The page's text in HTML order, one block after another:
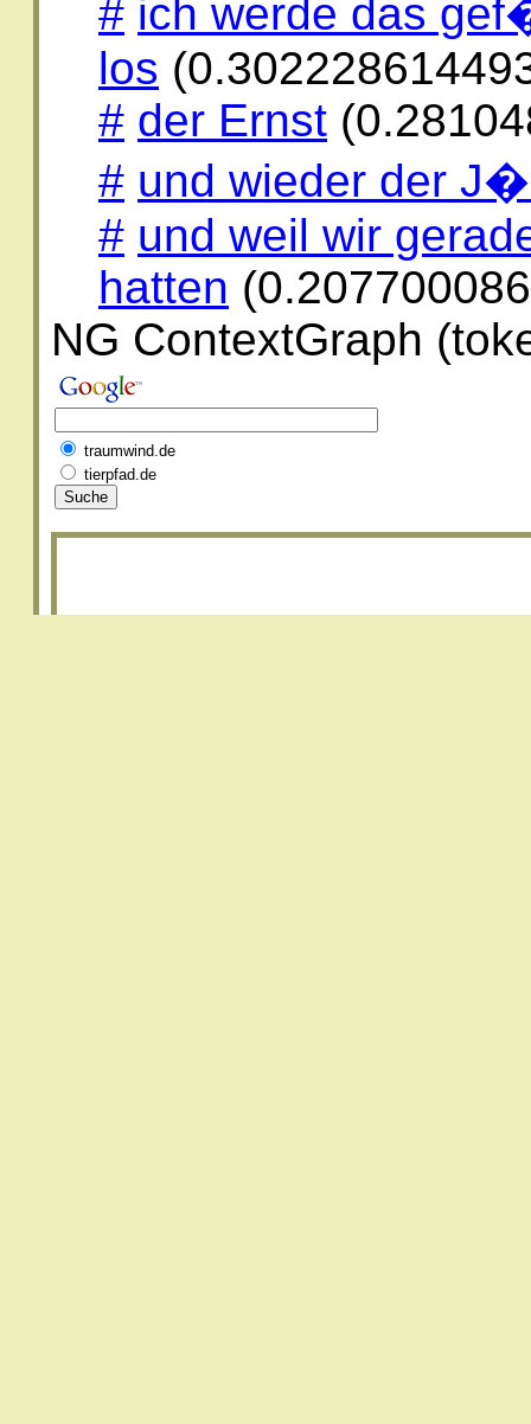
# ich werde das
los
# der Ernst
# und wieder der
# und weil wir
hatten
NG ContextGraph
traumwind.de
tierpfad.de